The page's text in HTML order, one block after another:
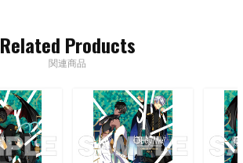
Related Products
関連商品